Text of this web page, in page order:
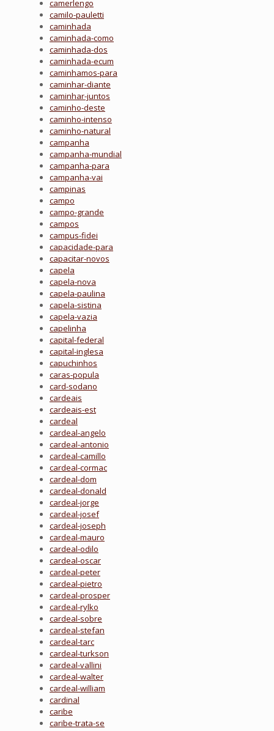
camerlengo
camilo-pauletti
caminhada
caminhada-como
caminhada-dos
caminhada-ecum
caminhamos-para
caminhar-diante
caminhar-juntos
caminho-deste
caminho-intenso
caminho-natural
campanha
campanha-mundial
campanha-para
campanha-vai
campinas
campo
campo-grande
campos
campus-fidei
capacidade-para
capacitar-novos
capela
capela-nova
capela-paulina
capela-sistina
capela-vazia
capelinha
capital-federal
capital-inglesa
capuchinhos
caras-popula
card-sodano
cardeais
cardeais-est
cardeal
cardeal-angelo
cardeal-antonio
cardeal-camillo
cardeal-cormac
cardeal-dom
cardeal-donald
cardeal-jorge
cardeal-josef
cardeal-joseph
cardeal-mauro
cardeal-odilo
cardeal-oscar
cardeal-peter
cardeal-pietro
cardeal-prosper
cardeal-rylko
cardeal-sobre
cardeal-stefan
cardeal-tarc
cardeal-turkson
cardeal-vallini
cardeal-walter
cardeal-william
cardinal
caribe
caribe-trata-se